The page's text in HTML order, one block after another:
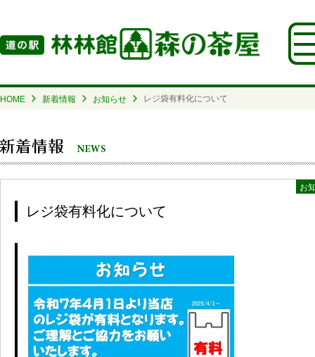
HOME 新着情報 お知らせ レジ袋有料化について
お
レジ袋有料化について